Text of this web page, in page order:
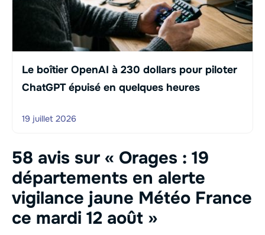
Le boîtier OpenAI à 230 dollars pour piloter
ChatGPT épuisé en quelques heures
19 juillet 2026
58 avis sur « Orages : 19
départements en alerte
vigilance jaune Météo France
ce mardi 12 août »